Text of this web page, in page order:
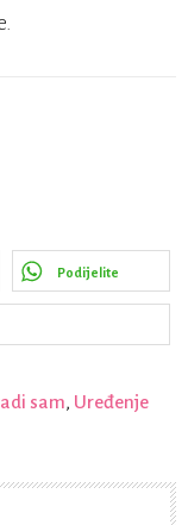
Podijelite
sam, Uređenje